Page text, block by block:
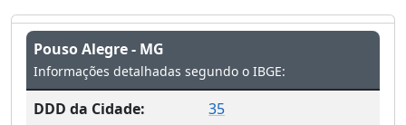
Pouso Alegre - MG
Informações detalhadas segundo o IBGE:
DDD da Cidade:
35